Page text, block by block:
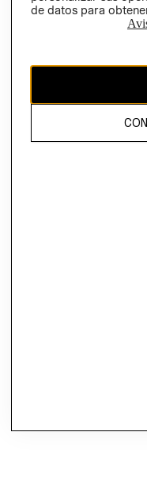
El contenido de esta
de datos para